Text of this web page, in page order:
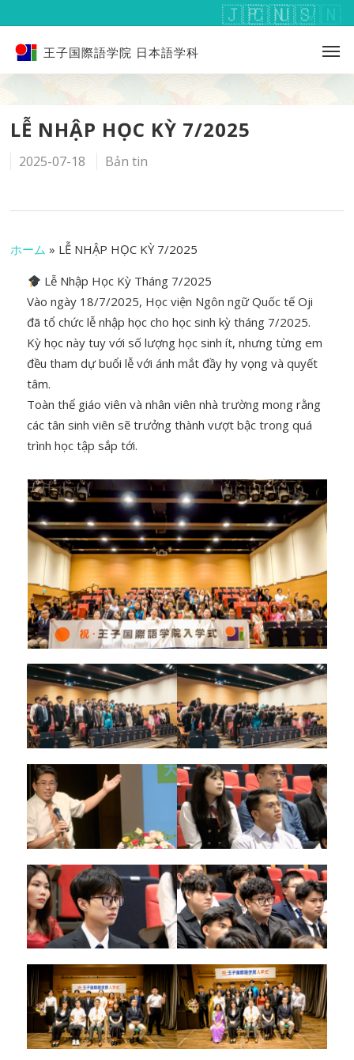
王子国際語学院 日本語学科
LỄ NHẬP HỌC KỲ 7/2025
2025-07-18 Bản tin
ホーム » LỄ NHẬP HỌC KỲ 7/2025
Lễ Nhập Học Kỳ Tháng 7/2025
Vào ngày 18/7/2025, Học viện Ngôn ngữ Quốc tế Oji
đã tổ chức lễ nhập học cho học sinh kỳ tháng 7/2025.
Kỳ học này tuy với số lượng học sinh ít, nhưng từng em
đều tham dự buổi lễ với ánh mắt đầy hy vọng và quyết
tâm.
Toàn thể giáo viên và nhân viên nhà trường mong rằng
các tân sinh viên sẽ trưởng thành vượt bậc trong quá
trình học tập sắp tới.